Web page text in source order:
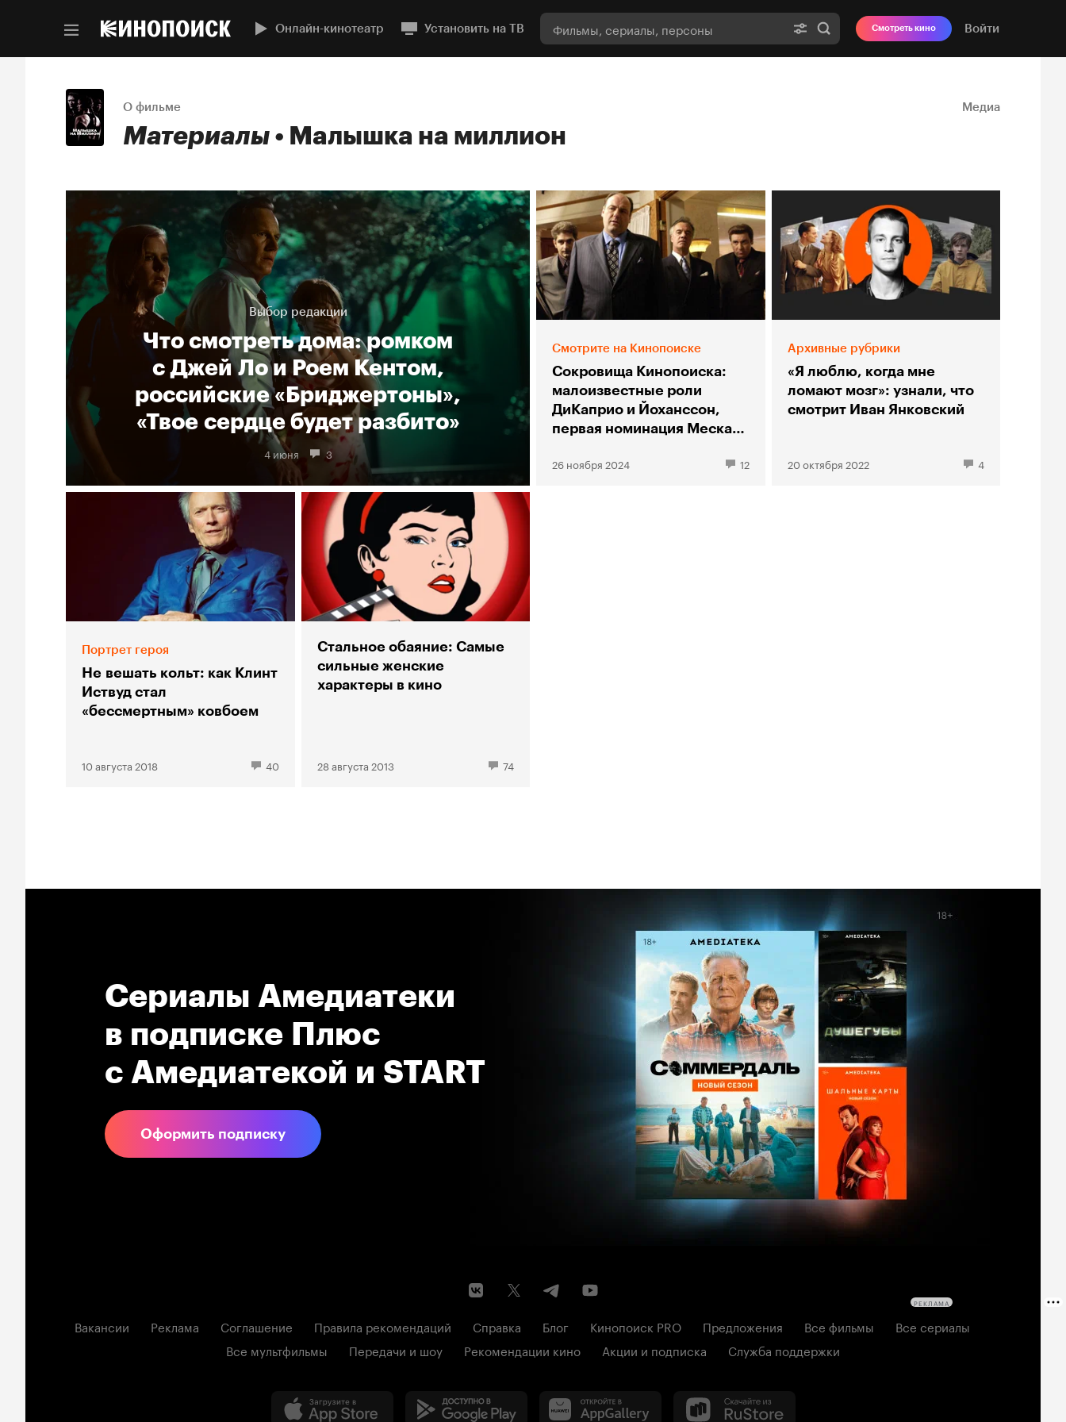
Онлайн-кинотеатр Установить на ТВ Смотреть кино Войти
РЕКЛАМА
О фильме
Материалы Малышка на миллион
Медиа
Выбор редакции
Что смотреть дома: ромком
с Джей Ло и Роем Кентом,
российские «Бриджертоны»,
«Твое сердце будет разбито»
4 июня 3
Смотрите на Кинопоиске
Сокровища Кинопоиска:
малоизвестные роли
ДиКаприо и Йоханссон,
первая номинация Мескала
Паддингтона
26 ноября 2024 12
Архивные рубрики
«Я люблю, когда мне
ломают мозг»: узнали, что
смотрит Иван Янковский
20 октября 2022 4
Портрет героя
Не вешать кольт: как Клинт
Иствуд стал
«бессмертным» ковбоем
10 августа 2018 40
Стальное обаяние: Самые
сильные женские
характеры в кино
28 августа 2013 74
Сериалы Амедиатеки
в подпиcке Плюс
с Амедиатекой и START
Оформить подписку
Вакансии Реклама Соглашение Правила рекомендаций Справка Блог Кинопоиск PRO Предложения Все фильмы
Все сериалы
Все мультфильмы
Передачи и шоу Рекомендации кино Акции и подписка Служба поддержки